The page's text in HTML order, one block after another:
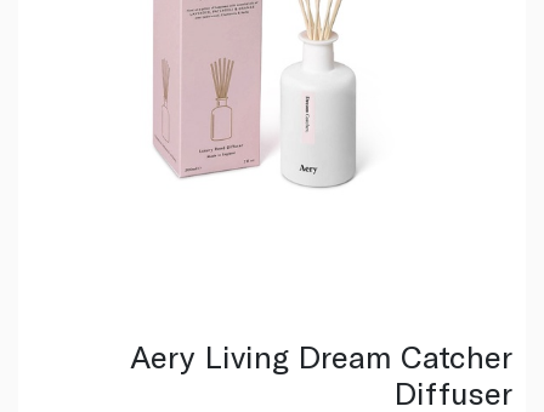
Aery Living Dream Catcher
Diffuser